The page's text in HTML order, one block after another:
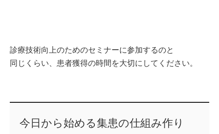
診療技術向上のためのセミナーに参加するのと
同じくらい、患者獲得の時間を大切にしてください。
今日から始める集患の仕組み作り